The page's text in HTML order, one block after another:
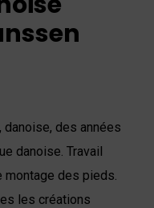
des années
danoise. Travail
montage des pieds.
les créations